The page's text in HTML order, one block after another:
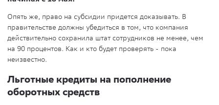
Опять же, право на субсидии придется доказывать. В
правительстве должны убедиться в том, что компания
действительно сохранила штат сотрудников не менее, чем
на 90 процентов. Как и кто будет проверять - пока
неизвестно.
Льготные кредиты на пополнение
оборотных средств